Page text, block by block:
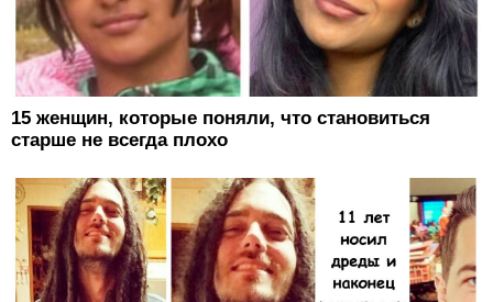
15 женщин, которые поняли, что становиться
старше не всегда плохо